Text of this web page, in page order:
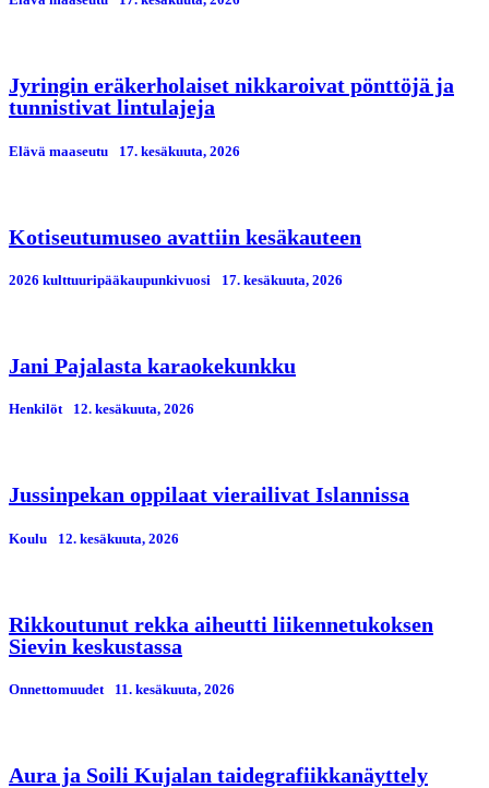
Jyringin eräkerholaiset nikkaroivat pönttöjä ja
tunnistivat lintulajeja
Elävä maaseutu 17. kesäkuuta, 2026
Kotiseutumuseo avattiin kesäkauteen
2026 kulttuuripääkaupunkivuosi 17. kesäkuuta, 2026
Jani Pajalasta karaokekunkku
Henkilöt 12. kesäkuuta, 2026
Jussinpekan oppilaat vierailivat Islannissa
Koulu 12. kesäkuuta, 2026
Rikkoutunut rekka aiheutti liikennetukoksen
Sievin keskustassa
Onnettomuudet 11. kesäkuuta, 2026
Aura ja Soili Kujalan taidegrafiikkanäyttely